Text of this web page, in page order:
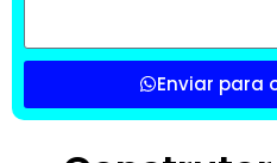
Enviar para